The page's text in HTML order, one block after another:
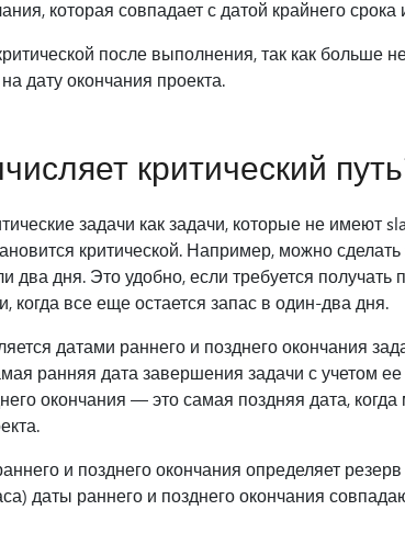
которая совпадает с датой крайнего
после выполнения, так как больше
дату окончания проекта.
критический
задачи как задачи, которые не имеют
критической. Например, можно
два дня. Это удобно, если требуется получать
когда все еще остается запас в один-два дня.
датами раннего и позднего окончания
ранняя дата завершения задачи с учетом
окончания — это самая поздняя дата,
и позднего окончания определяет
даты раннего и позднего окончания